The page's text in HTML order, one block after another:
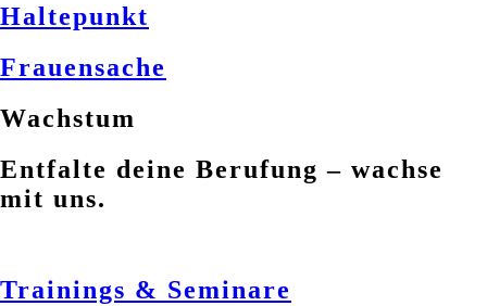
Haltepunkt
Frauensache
Wachstum
Entfalte deine Berufung – wachse
mit uns.
Trainings & Seminare